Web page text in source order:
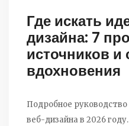
Где искать
дизайна: 7
источников и
вдохновения
Подробное руководство
веб-дизайна в 2026